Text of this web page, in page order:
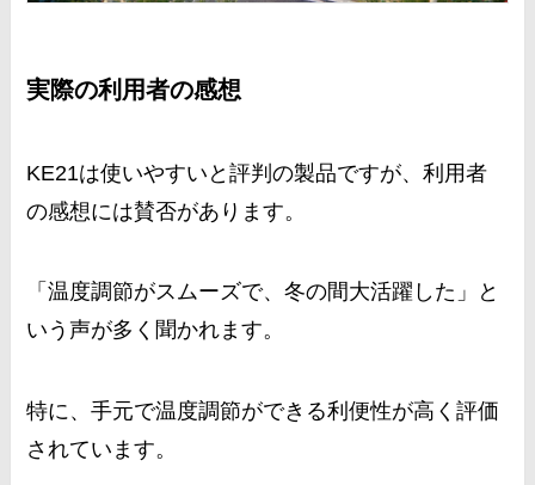
実際の利用者の感想
KE21は使いやすいと評判の製品ですが、利用者
の感想には賛否があります。
「温度調節がスムーズで、冬の間大活躍した」と
いう声が多く聞かれます。
特に、手元で温度調節ができる利便性が高く評価
されています。